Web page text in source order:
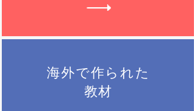
海外で作られた
教材